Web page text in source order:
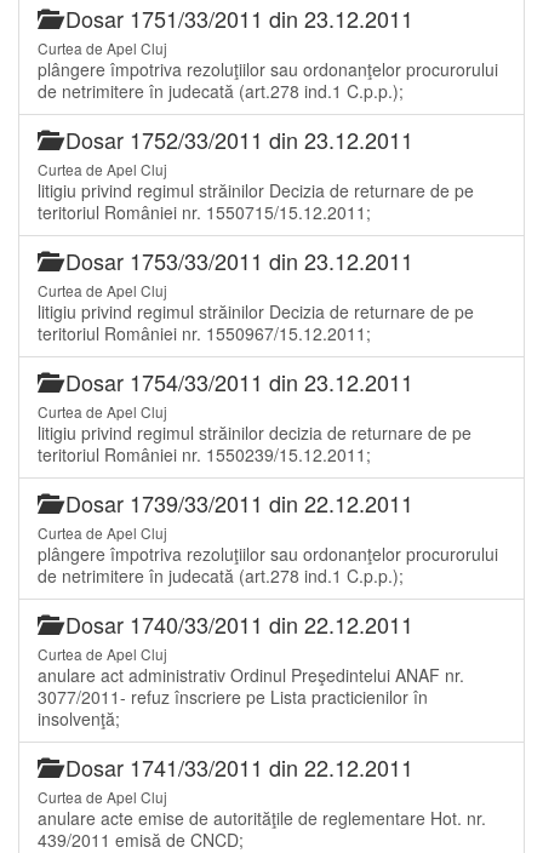
Dosar 1751/33/2011 din 23.12.2011
Curtea de Apel Cluj
plângere împotriva rezoluţiilor sau ordonanţelor procurorului
de netrimitere în judecată (art.278 ind.1 C.p.p.);
Dosar 1752/33/2011 din 23.12.2011
Curtea de Apel Cluj
litigiu privind regimul străinilor Decizia de returnare de pe
teritoriul României nr. 1550715/15.12.2011;
Dosar 1753/33/2011 din 23.12.2011
Curtea de Apel Cluj
litigiu privind regimul străinilor Decizia de returnare de pe
teritoriul României nr. 1550967/15.12.2011;
Dosar 1754/33/2011 din 23.12.2011
Curtea de Apel Cluj
litigiu privind regimul străinilor decizia de returnare de pe
teritoriul României nr. 1550239/15.12.2011;
Dosar 1739/33/2011 din 22.12.2011
Curtea de Apel Cluj
plângere împotriva rezoluţiilor sau ordonanţelor procurorului
de netrimitere în judecată (art.278 ind.1 C.p.p.);
Dosar 1740/33/2011 din 22.12.2011
Curtea de Apel Cluj
anulare act administrativ Ordinul Preşedintelui ANAF nr.
3077/2011- refuz înscriere pe Lista practicienilor în
insolvenţă;
Dosar 1741/33/2011 din 22.12.2011
Curtea de Apel Cluj
anulare acte emise de autorităţile de reglementare Hot. nr.
439/2011 emisă de CNCD;